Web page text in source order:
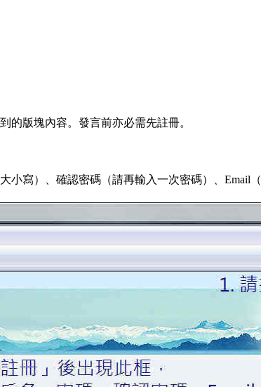
的版塊內容。發言前亦必需先註冊。
小寫）、確認密碼（請再輸入一次密碼）、Email（